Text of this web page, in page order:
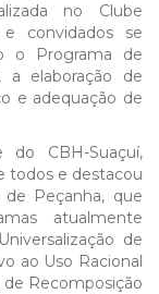
no Clube
e convidados se
o Programa de
a elaboração de
e adequação de
CBH-Suaçuí,
todos e destacou
Peçanha, que
atualmente
de
ao Uso Racional
Recomposição